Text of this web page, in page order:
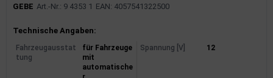
GEBE Art.-Nr.: 9 4353 1 EAN: 4057541322500
Produktinformationen
Technische Angaben:
Fahrzeugausstat
tung
für Fahrzeuge
mit
automatische
Spannung [V] 12